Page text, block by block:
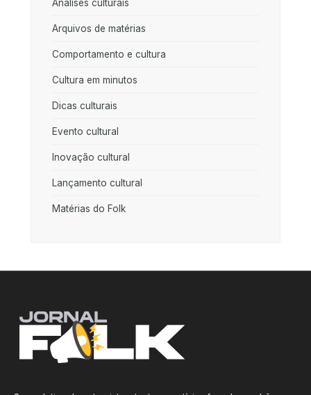
Análises culturais
Arquivos de matérias
Comportamento e cultura
Cultura em minutos
Dicas culturais
Evento cultural
Inovação cultural
Lançamento cultural
Matérias do Folk